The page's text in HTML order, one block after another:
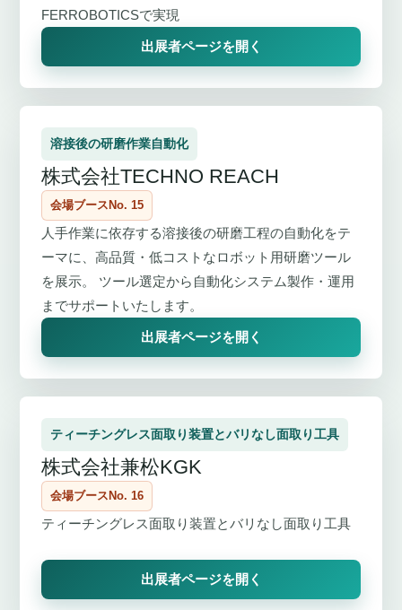
FERROBOTICSで実現
出展者ページを開く
溶接後の研磨作業自動化
株式会社TECHNO REACH
会場ブースNo. 15
人手作業に依存する溶接後の研磨工程の自動化をテ
ーマに、高品質・低コストなロボット用研磨ツール
を展示。 ツール選定から自動化システム製作・運用
までサポートいたします。
出展者ページを開く
ティーチングレス面取り装置とバリなし面取り工具
株式会社兼松KGK
会場ブースNo. 16
ティーチングレス面取り装置とバリなし面取り工具
出展者ページを開く